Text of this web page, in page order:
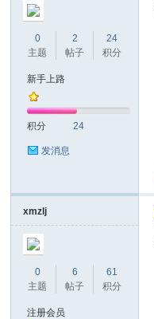
0
主题
2
帖子
24
积分
新手上路
积分 24
发消息
xmzlj
0
主题
6
帖子
61
积分
注册会员